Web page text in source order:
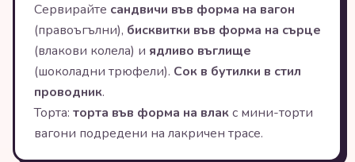
Сервирайте сандвичи във форма на вагон
(правоъгълни), бисквитки във форма на сърце
(влакови колела) и ядливо въглище
(шоколадни трюфели). Сок в бутилки в стил
проводник.
Торта: торта във форма на влакс мини-торти
вагони подредени на лакричен трасе.